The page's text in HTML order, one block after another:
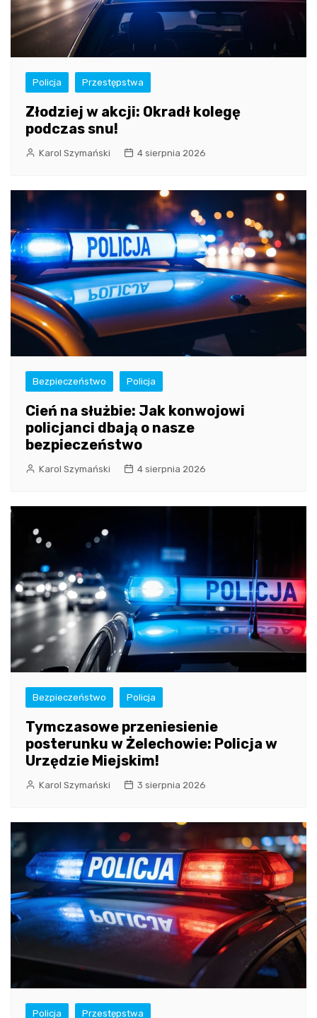
Policja Przestępstwa
Złodziej w akcji: Okradł kolegę
podczas snu!
Karol Szymański 4 sierpnia 2026
Bezpieczeństwo Policja
Cień na służbie: Jak konwojowi
policjanci dbają o nasze
bezpieczeństwo
Karol Szymański 4 sierpnia 2026
Bezpieczeństwo Policja
Tymczasowe przeniesienie
posterunku w Żelechowie: Policja w
Urzędzie Miejskim!
Karol Szymański 3 sierpnia 2026
Policja Przestępstwa